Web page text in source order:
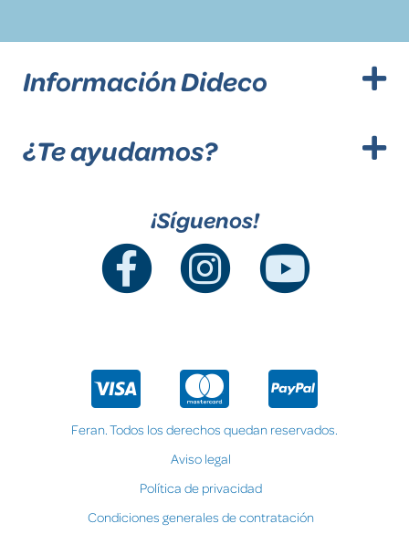
Información Dideco
¿Te ayudamos?
¡Síguenos!
Feran. Todos los derechos quedan reservados.
Aviso legal
Política de privacidad
Condiciones generales de contratación